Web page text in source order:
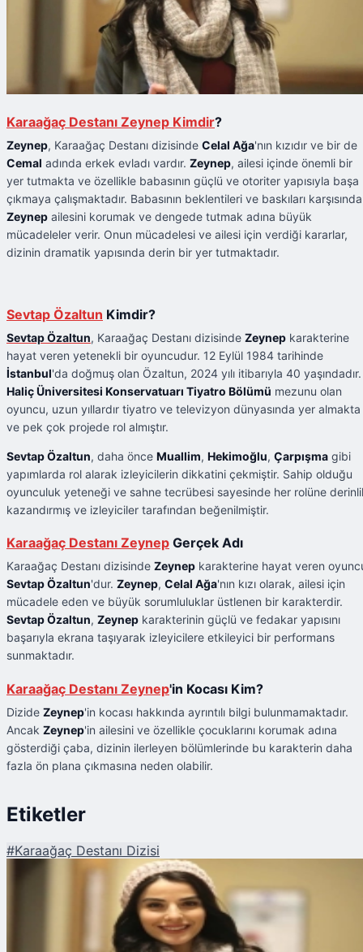
Karaağaç Destanı Zeynep Kimdir?
Zeynep, Karaağaç Destanı dizisinde Celal Ağa'nın kızıdır ve bir de
Cemal adında erkek evladı vardır. Zeynep, ailesi içinde önemli bir
yer tutmakta ve özellikle babasının güçlü ve otoriter yapısıyla başa
çıkmaya çalışmaktadır. Babasının beklentileri ve baskıları
Zeynep ailesini korumak ve dengede tutmak adına büyük
mücadeleler verir. Onun mücadelesi ve ailesi için verdiği kararlar,
dizinin dramatik yapısında derin bir yer tutmaktadır.
Sevtap Özaltun Kimdir?
Sevtap Özaltun, Karaağaç Destanı dizisinde Zeynep karakterine
hayat veren yetenekli bir oyuncudur. 12 Eylül 1984 tarihinde
İstanbul'da doğmuş olan Özaltun, 2024 yılı itibarıyla 40 yaşındadır.
Haliç Üniversitesi Konservatuarı Tiyatro Bölümü mezunu olan
oyuncu, uzun yıllardır tiyatro ve televizyon dünyasında yer almakta
ve pek çok projede rol almıştır.
Sevtap Özaltun, daha önce Muallim, Hekimoğlu, Çarpışma gibi
yapımlarda rol alarak izleyicilerin dikkatini çekmiştir. Sahip olduğu
oyunculuk yeteneği ve sahne tecrübesi sayesinde her rolüne
kazandırmış ve izleyiciler tarafından beğenilmiştir.
Karaağaç Destanı Zeynep Gerçek Adı
Karaağaç Destanı dizisinde Zeynep karakterine hayat veren
Sevtap Özaltun'dur. Zeynep, Celal Ağa'nın kızı olarak, ailesi için
mücadele eden ve büyük sorumluluklar üstlenen bir karakterdir.
Sevtap Özaltun, Zeynep karakterinin güçlü ve fedakar yapısını
başarıyla ekrana taşıyarak izleyicilere etkileyici bir performans
sunmaktadır.
Karaağaç Destanı Zeynep'in Kocası Kim?
Dizide Zeynep'in kocası hakkında ayrıntılı bilgi bulunmamaktadır.
Ancak Zeynep'in ailesini ve özellikle çocuklarını korumak adına
gösterdiği çaba, dizinin ilerleyen bölümlerinde bu karakterin daha
fazla ön plana çıkmasına neden olabilir.
Etiketler
#Karaağaç Destanı Dizisi